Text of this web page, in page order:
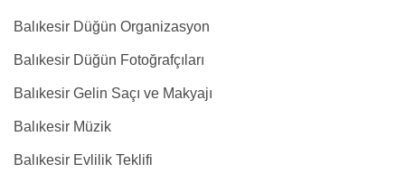
Balıkesir Düğün Organizasyon
Balıkesir Düğün Fotoğrafçıları
Balıkesir Gelin Saçı ve Makyajı
Balıkesir Müzik
Balıkesir Evlilik Teklifi